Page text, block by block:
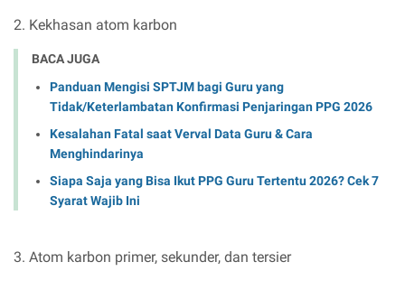
2. Kekhasan atom karbon
BACA JUGA
Panduan Mengisi SPTJM bagi Guru yang
Tidak/Keterlambatan Konfirmasi Penjaringan PPG 2026
Kesalahan Fatal saat Verval Data Guru & Cara
Menghindarinya
Siapa Saja yang Bisa Ikut PPG Guru Tertentu 2026? Cek 7
Syarat Wajib Ini
3. Atom karbon primer, sekunder, dan tersier